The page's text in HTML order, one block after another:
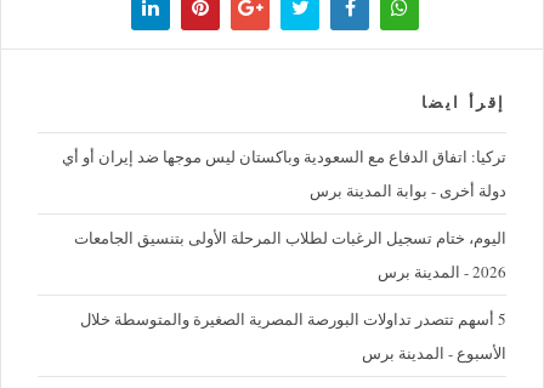
إقرأ ايضا
تركيا: اتفاق الدفاع مع السعودية وباكستان ليس موجها ضد إيران أو أي
دولة أخرى - بوابة المدينة برس
اليوم، ختام تسجيل الرغبات لطلاب المرحلة الأولى بتنسيق الجامعات
2026 - المدينة برس
5 أسهم تتصدر تداولات البورصة المصرية الصغيرة والمتوسطة خلال
الأسبوع - المدينة برس